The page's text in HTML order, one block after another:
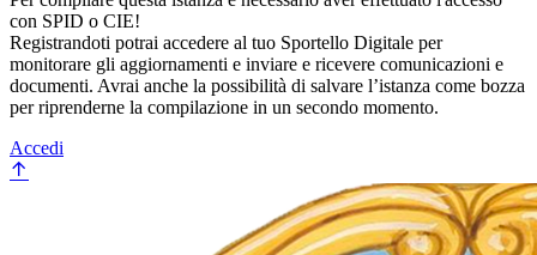
con SPID o CIE!
Registrandoti potrai accedere al tuo Sportello Digitale per
monitorare gli aggiornamenti e inviare e ricevere comunicazioni e
documenti. Avrai anche la possibilità di salvare l’istanza come bozza
per riprenderne la compilazione in un secondo momento.
Accedi